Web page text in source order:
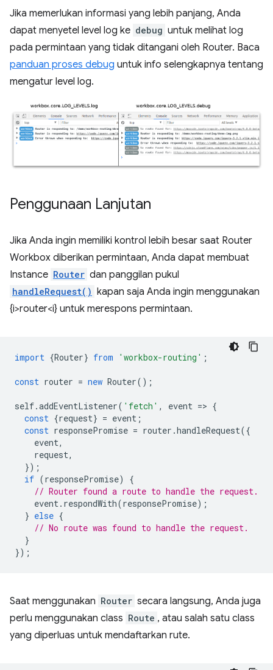
Jika memerlukan informasi yang lebih panjang, Anda
dapat menyetel level log ke debug untuk melihat log
pada permintaan yang tidak ditangani oleh Router. Baca
panduan proses debug untuk info selengkapnya tentang
mengatur level log.
Penggunaan Lanjutan
Jika Anda ingin memiliki kontrol lebih besar saat Router
Workbox diberikan permintaan, Anda dapat membuat
Instance Router dan panggilan pukul
handleRequest() kapan saja Anda ingin menggunakan
{i>router<i} untuk merespons permintaan.
import {Router} from 'workbox-routing' ;
const router = new Router();
self.addEventListener( 'fetch' , event => {
const {request} = event ;
const responsePromise = router .handleRequest({
event,
request,
});
if (responsePromise)
{
// Router found a route to handle the request.
event. respondWith(responsePromise);
} else {
// No route was found to handle the request.
}
});
Saat menggunakan Router secara langsung, Anda juga
perlu menggunakan class Route , atau salah satu class
yang diperluas untuk mendaftarkan rute.